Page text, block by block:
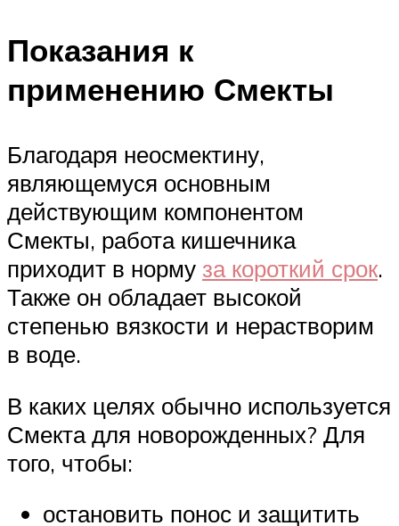
Показания к
применению Смекты
Благодаря неосмектину,
являющемуся основным
действующим компонентом
Смекты, работа кишечника
приходит в норму за короткий срок.
Также он обладает высокой
степенью вязкости и нерастворим
в воде.
В каких целях обычно используется
Смекта для новорожденных? Для
того, чтобы:
остановить понос и защитить